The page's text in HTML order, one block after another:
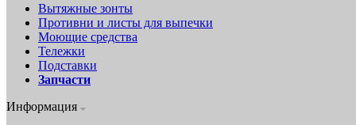
Вытяжные зонты
Противни и листы для выпечки
Моющие средства
Тележки
Подставки
Запчасти
Информация